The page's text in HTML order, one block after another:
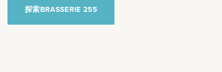
探索BRASSERIE 255